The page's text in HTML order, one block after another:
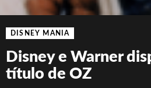
DISNEY MANIA
Disney e Warner
título de OZ